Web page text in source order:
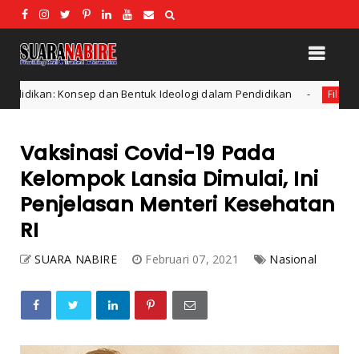
Bentuk Ideologi dalam Pendidikan Filsafat Apa itu Penalaran
Vaksinasi Covid-19 Pada
Kelompok Lansia Dimulai, Ini
Penjelasan Menteri Kesehatan
RI
SUARA NABIRE Februari 07, 2021 Nasional